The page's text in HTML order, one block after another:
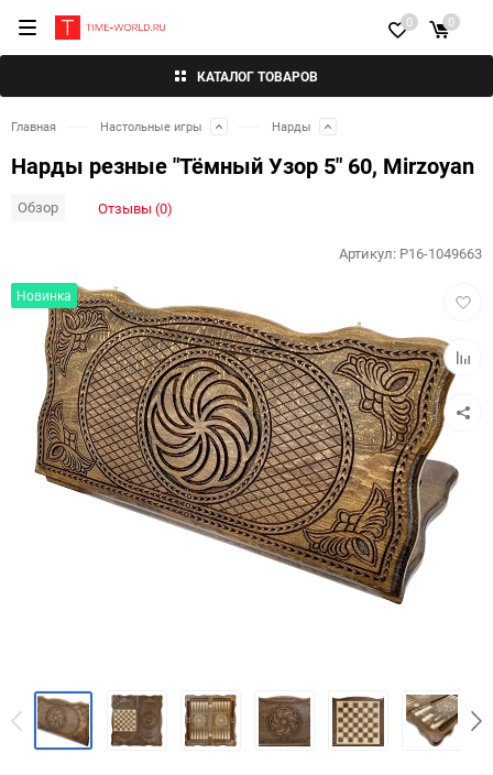
КАТАЛОГ ТОВАРОВ
0 0
Главная Настольные игры Нарды
Нарды резные "Тёмный Узор 5" 60, Mirzoyan
Обзор Отзывы (0)
Новинка
к
Артикул: P16-1049663